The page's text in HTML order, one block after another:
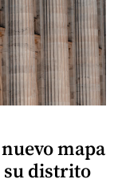
mapa
su distrito